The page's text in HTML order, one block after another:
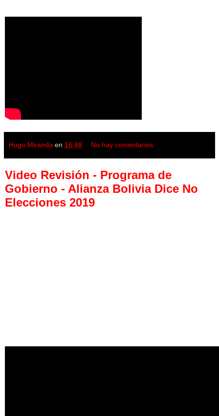
Hugo Miranda en 16:48 No hay comentarios:
Video Revisión - Programa de
Gobierno - Alianza Bolivia Dice No
Elecciones 2019